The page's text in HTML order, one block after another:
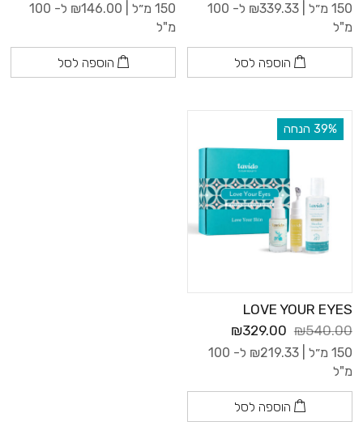
150 מ״ל | ₪339.33
ל- 100
מ"ל
הוספה לסל
150 מ״ל | ₪146.00
ל- 100
מ"ל
הוספה לסל
‫39% הנחה
LOVE YOUR EYES
₪540.00
₪329.00
150 מ״ל | ₪219.33
ל- 100
מ"ל
הוספה לסל